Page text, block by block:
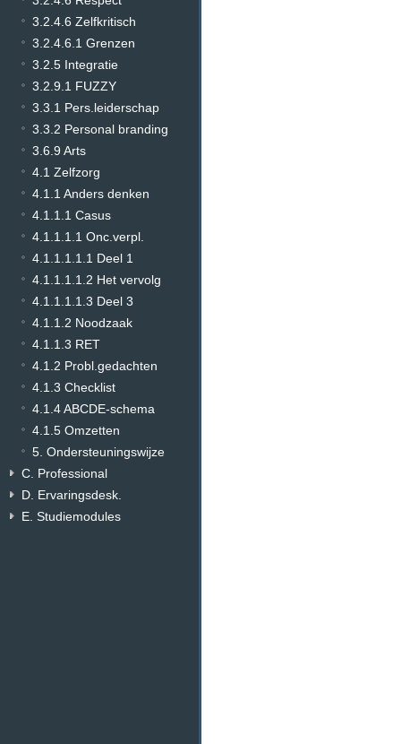
3.2.4.6 Zelfkritisch
3.2.4.6.1 Grenzen
3.2.5 Integratie
3.2.9.1 FUZZY
3.3.1 Pers.leiderschap
3.3.2 Personal branding
3.6.9 Arts
4.1 Zelfzorg
4.1.1 Anders denken
4.1.1.1 Casus
4.1.1.1.1 Onc.verpl.
4.1.1.1.1.1 Deel 1
4.1.1.1.1.2 Het vervolg
4.1.1.1.1.3 Deel 3
4.1.1.2 Noodzaak
4.1.1.3 RET
4.1.2 Probl.gedachten
4.1.3 Checklist
4.1.4 ABCDE-schema
4.1.5 Omzetten
5. Ondersteuningswijze
C. Professional
D. Ervaringsdesk.
E. Studiemodules